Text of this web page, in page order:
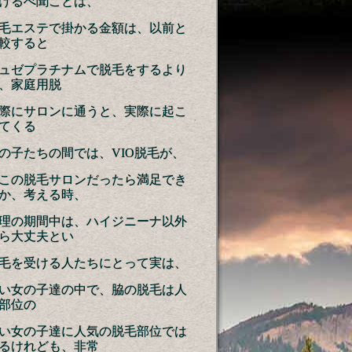
エステで掛かる金額は、以前と
すると
ゼプラチナムで脱毛をするより
家庭用脱
にサロンに通うと、実際に起こ
くる
子たちの間では、VIO脱毛が、
の脱毛サロンだったら満足でき
、考える時、
の期間中は、ハイジニーナ以外
大丈夫とい
を受ける人たちにとって実は、
女の子達の中で、脇の脱毛は人
位の
女の子達に人気の脱毛部位では
けれども、非常